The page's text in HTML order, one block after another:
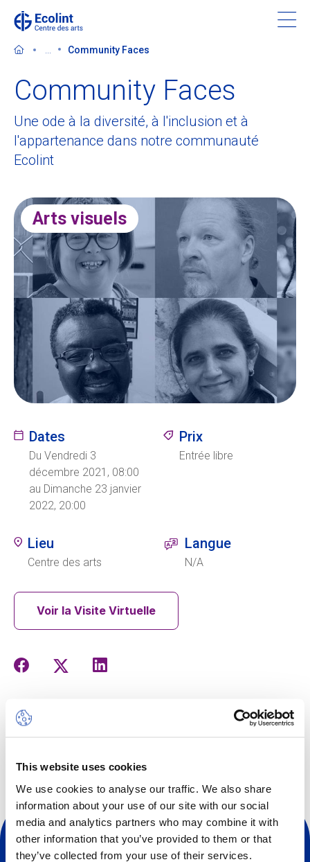
This website uses cookies
We use cookies to analyse our traffic. We also share
information about your use of our site with our social
media and analytics partners who may combine it with
other information that you’ve provided to them or that
they’ve collected from your use of their services.
content
Découvrir le Centre des arts
Dans les médias
Soutenir le Centre des arts
Billetterie
Ecolint
Camps Ecolint
Institut
Contact
ENFR
Community Faces
Community Faces
Une ode à la diversité, à l'inclusion et à
l'appartenance dans notre communauté
Ecolint
Arts visuels
Dates
Du Vendredi 3
décembre 2021, 08:00
au Dimanche 23 janvier
2022, 20:00
Prix
Entrée libre
Lieu
Centre des arts
Langue
N/A
Voir la Visite Virtuelle
Découvrez notre communauté scolaire aux multiples
facettes à travers des œuvres créatives, des portraits,